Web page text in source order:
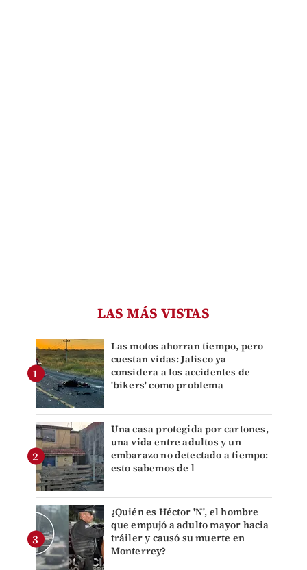
LAS MÁS VISTAS
Las motos ahorran tiempo, pero
cuestan vidas: Jalisco ya
considera a los accidentes de
'bikers' como problema
Una casa protegida por cartones,
una vida entre adultos y un
embarazo no detectado a tiempo:
esto sabemos de l
¿Quién es Héctor 'N', el hombre
que empujó a adulto mayor hacia
tráiler y causó su muerte en
Monterrey?